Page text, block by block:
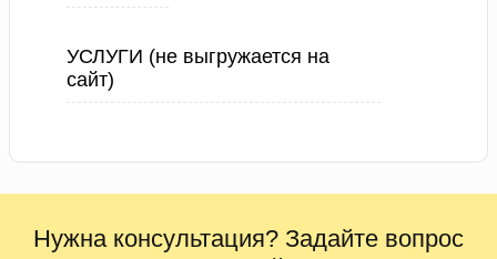
УСЛУГИ (не выгружается на
сайт)
Нужна консультация? Задайте вопрос